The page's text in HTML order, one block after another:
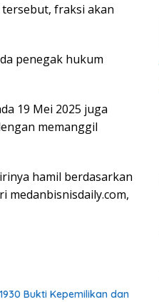
fraksi akan
penegak hukum
19 Mei 2025 juga
memanggil
hamil berdasarkan
medanbisnisdaily.com,
Bukti Kepemilikan dan